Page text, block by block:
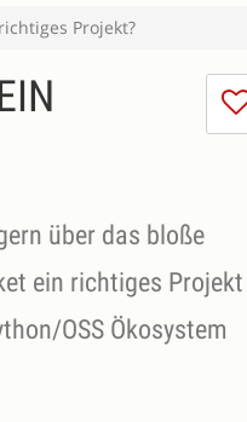
Projekt?
über das bloße
ein richtiges Projekt
OSS Ökosystem